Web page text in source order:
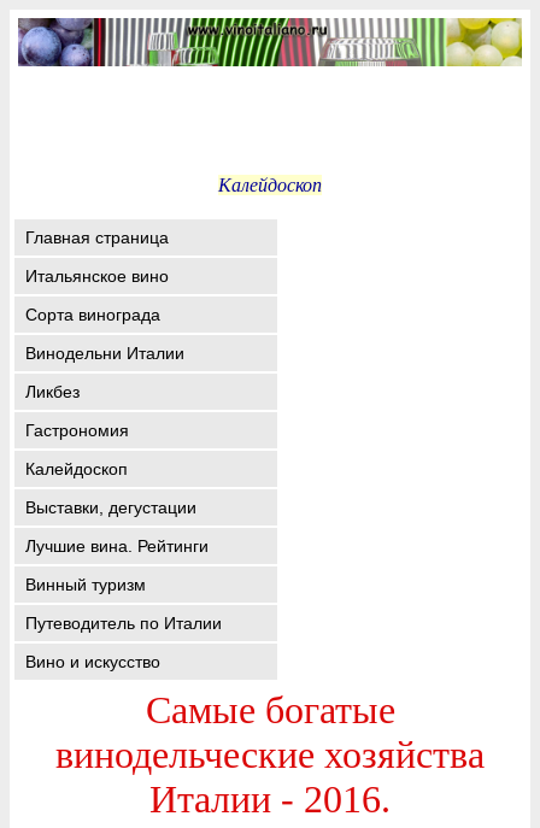
Калейдоскоп
Главная страница
Итальянское вино
Сорта винограда
Винодельни Италии
Ликбез
Гастрономия
Калейдоскоп
Выставки, дегустации
Лучшие вина. Рейтинги
Винный туризм
Путеводитель по Италии
Вино и искусство
Самые богатые
винодельческие хозяйства
Италии - 2016.